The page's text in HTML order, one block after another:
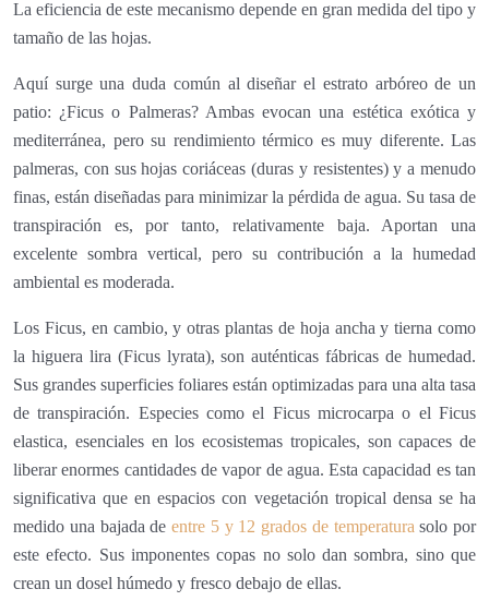
La eficiencia de este mecanismo depende en gran medida del tipo y
tamaño de las hojas.
Aquí surge una duda común al diseñar el estrato arbóreo de un
patio: ¿Ficus o Palmeras? Ambas evocan una estética exótica y
mediterránea, pero su rendimiento térmico es muy diferente. Las
palmeras, con sus hojas coriáceas (duras y resistentes) y a menudo
finas, están diseñadas para minimizar la pérdida de agua. Su tasa de
transpiración es, por tanto, relativamente baja. Aportan una
excelente sombra vertical, pero su contribución a la humedad
ambiental es moderada.
Los Ficus, en cambio, y otras plantas de hoja ancha y tierna como
la higuera lira (Ficus lyrata), son auténticas fábricas de humedad.
Sus grandes superficies foliares están optimizadas para una alta tasa
de transpiración. Especies como el Ficus microcarpa o el Ficus
elastica, esenciales en los ecosistemas tropicales, son capaces de
liberar enormes cantidades de vapor de agua. Esta capacidad es tan
significativa que en espacios con vegetación tropical densa se ha
medido una bajada de entre 5 y 12 grados de temperatura solo por
este efecto. Sus imponentes copas no solo dan sombra, sino que
crean un dosel húmedo y fresco debajo de ellas.